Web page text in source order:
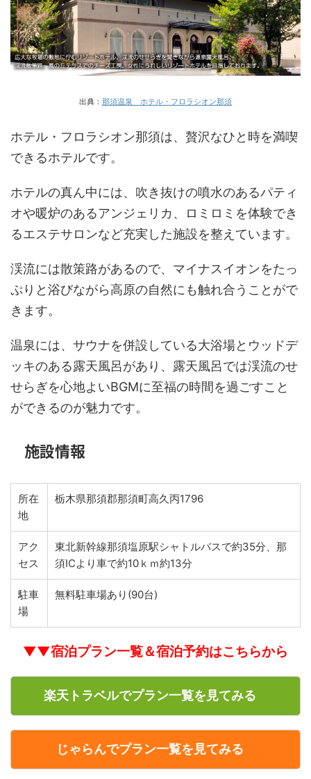
出典： 那須温泉 ホテル・フロラシオン那須
ホテル・フロラシオン那須は、贅沢なひと時を満喫
できるホテルです。
ホテルの真ん中には、吹き抜けの噴水のあるパティ
オや暖炉のあるアンジェリカ、ロミロミを体験でき
るエステサロンなど充実した施設を整えています。
渓流には散策路があるので、マイナスイオンをたっ
ぷりと浴びながら高原の自然にも触れ合うことがで
きます。
温泉には、サウナを併設している大浴場とウッドデ
ッキのある露天風呂があり、露天風呂では渓流のせ
せらぎを心地よいBGMに至福の時間を過ごすこと
ができるのが魅力です。
施設情報
所在
地
栃木県那須郡那須町高久丙1796
アク
セス
東北新幹線那須塩原駅シャトルバスで約35分、那
須ICより車で約10ｋｍ約13分
駐車
場
無料駐車場あり(90台)
▼▼宿泊プラン一覧＆宿泊予約はこちらから
楽天トラベルでプラン一覧を見てみる
じゃらんでプラン一覧を見てみる